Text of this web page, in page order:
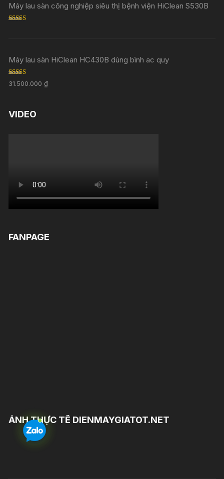
Máy lau sàn công nghiệp siêu thị bệnh viện HiClean S530B
Máy lau sàn HiClean HC430B dùng bình ac quy
Rated5.00
out of 5
31.500.000₫
VIDEO
FANPAGE
ẢNH THỰC TẾ DIENMAYGIATOT.NET